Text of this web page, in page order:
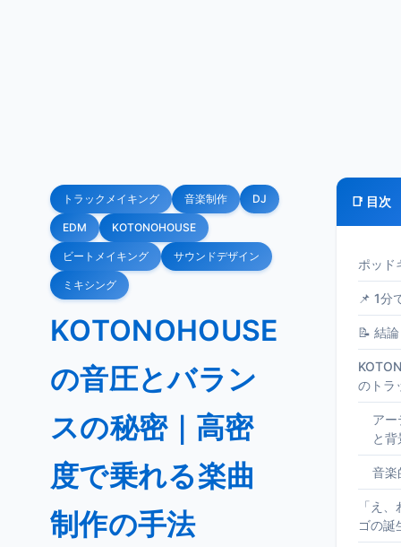
トラックメイキング 音楽制作 DJ
EDM KOTONOHOUSE
ビートメイキング サウンドデザイン
ミキシング
KOTONOHOUSE
の音圧とバラン
スの秘密｜高密
度で乗れる楽曲
制作の手法
📑 目次
ポッド
📌 1分
📝 結論
のトラ
アー
と背
音楽
「え
ゴの誕